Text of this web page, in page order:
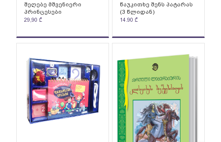
შეღებე მშვენიერი
პრინცესები
29,90 ₾
წაუკითხე შენს პატარას
(3 წლიდან)
14.90 ₾